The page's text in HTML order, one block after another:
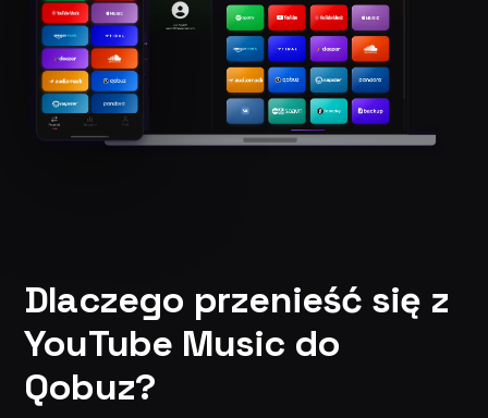
Dlaczego przenieść się z
YouTube Music do
Qobuz?